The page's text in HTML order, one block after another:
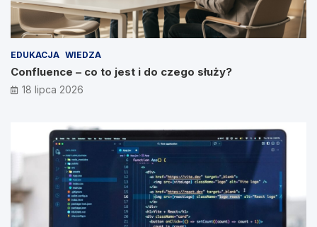
EDUKACJA WIEDZA
Confluence – co to jest i do czego służy?
18 lipca 2026